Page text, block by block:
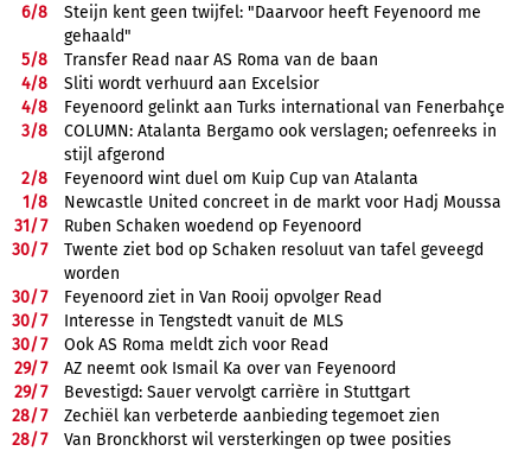
6/8
Steijn kent geen twijfel: "Daarvoor heeft Feyenoord me
gehaald"
5/8
Transfer Read naar AS Roma van de baan
4/8
Sliti wordt verhuurd aan Excelsior
4/8
Feyenoord gelinkt aan Turks international van Fenerbahçe
3/8
COLUMN: Atalanta Bergamo ook verslagen; oefenreeks in
stijl afgerond
2/8
Feyenoord wint duel om Kuip Cup van Atalanta
1/8
Newcastle United concreet in de markt voor Hadj Moussa
31/7
Ruben Schaken woedend op Feyenoord
30/7
Twente ziet bod op Schaken resoluut van tafel geveegd
worden
30/7
Feyenoord ziet in Van Rooij opvolger Read
30/7
Interesse in Tengstedt vanuit de MLS
30/7
Ook AS Roma meldt zich voor Read
29/7
AZ neemt ook Ismail Ka over van Feyenoord
29/7
Bevestigd: Sauer vervolgt carrière in Stuttgart
28/7
Zechiël kan verbeterde aanbieding tegemoet zien
28/7
Van Bronckhorst wil versterkingen op twee posities